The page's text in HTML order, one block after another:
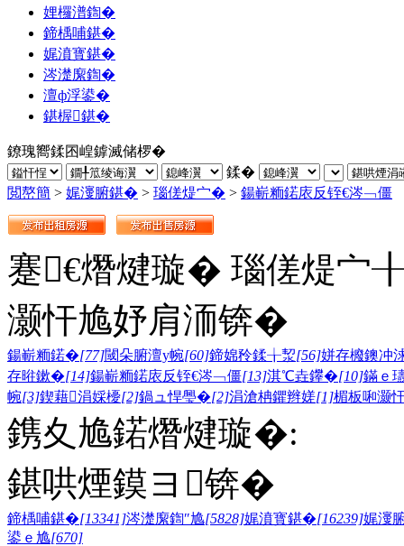
娌欏潽鍧�
鍗楀哺鍖�
娓濆寳鍖�
涔濋緳鍧�
澶ф浮鍙�
鍖楃鍖�
鐐瑰嚮鍒囨崲鎼滅储椤�
鍒�
閲嶅簡 > 娓濅腑鍖� > 瑙傞煶宀� > 鍚嶄粫鍩庡反铚€涔﹁僵
蹇€熸煡璇� 瑙傞煶宀
灏忓尯妤肩洏锛�
鍚嶄粫鍩�[77]閾朵腑澶у帵[60]鍗婂矝鍒╁洯[56]姘存櫠鐭冲
存暀鏉�[14]鍚嶄粫鍩庡反铚€涔﹁僵[13]淇℃垚鑻�[10]鏋ｅ
帵[3]鍥藉涓婇櫌[2]鍋ュ悍璺�[2]涓滄柟鑺辫嫅[1]楣板啝灏
鎸夊尯鍩熸煡璇�:
鍖哄煙鏌ヨ锛�
鍗楀哺鍖�[13341]涔濋緳鍧″尯[5828]娓濆寳鍖�[16239]娓濅
鍙ｅ尯[670]